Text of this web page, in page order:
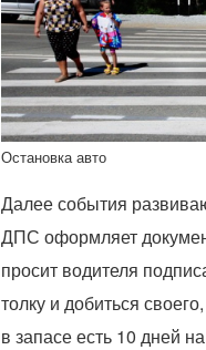
Остановка авто
Далее события
ДПС оформляет
просит водителя
толку и добиться
в запасе есть 10 дней